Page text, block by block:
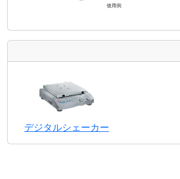
デジタルシェーカー